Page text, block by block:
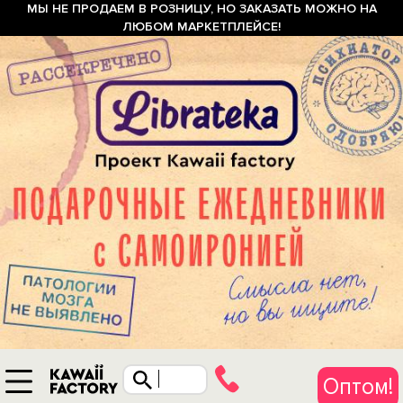
МЫ НЕ ПРОДАЕМ В РОЗНИЦУ, НО ЗАКАЗАТЬ МОЖНО НА
ЛЮБОМ МАРКЕТПЛЕЙСЕ!
Оптом!